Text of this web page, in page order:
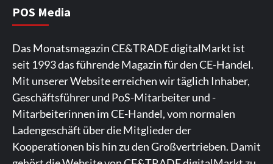
5
6
CHERRY baut Vertriebsteam in
strategisch wichtigen Märkten aus
7
Smart Living Top Story
Verbraucher setzen immer mehr auf
Klimageräte und Ventilatoren
POS Media
Das Monatsmagazin CE&TRADE digitalMarkt ist
seit 1993 das führende Magazin für den CE-Handel.
Mit unserer Website erreichen wir täglich Inhaber,
Geschäftsführer und PoS-Mitarbeiter und -
Mitarbeiterinnen im CE-Handel, vom normalen
Ladengeschäft über die Mitglieder der
Kooperationen bis hin zu den Großvertrieben. Damit